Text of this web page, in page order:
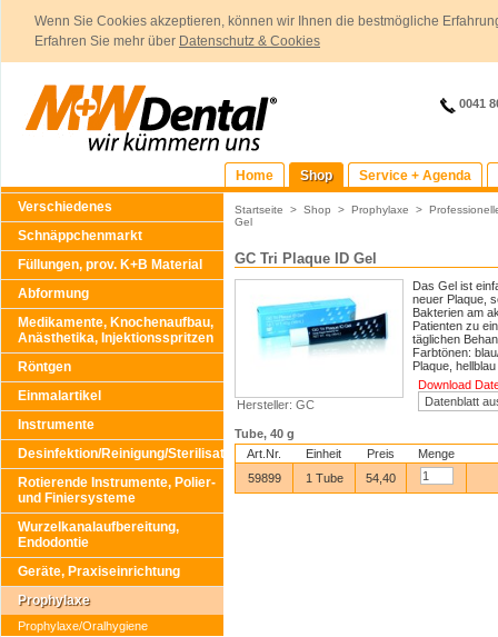
Wenn Sie Cookies akzeptieren, können wir Ihnen die bestmögliche
Erfahren Sie mehr über Datenschutz & Cookies
0041
Home Shop
Service + Agenda
Verschiedenes
Schnäppchenmarkt
Füllungen, prov. K+B Material
Abformung
Medikamente, Knochenaufbau,
Anästhetika, Injektionsspritzen
Röntgen
Einmalartikel
Instrumente
Desinfektion/Reinigung/Sterilisation
Rotierende Instrumente, Polier-
und Finiersysteme
Wurzelkanalaufbereitung,
Endodontie
Geräte, Praxiseinrichtung
Prophylaxe
Prophylaxe/Oralhygiene
Startseite > Shop > Prophylaxe >
Gel
GC Tri Plaque ID Gel
Hersteller: GC
Das Gel ist
neuer Plaque,
Bakterien am
Patienten zu
täglichen
Farbtönen:
Plaque,
Download
Tube, 40 g
Art.Nr.
Einheit Preis
Menge
59899
1 Tube 54,40